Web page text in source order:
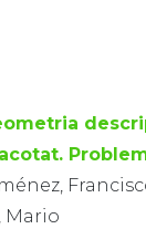
Mario